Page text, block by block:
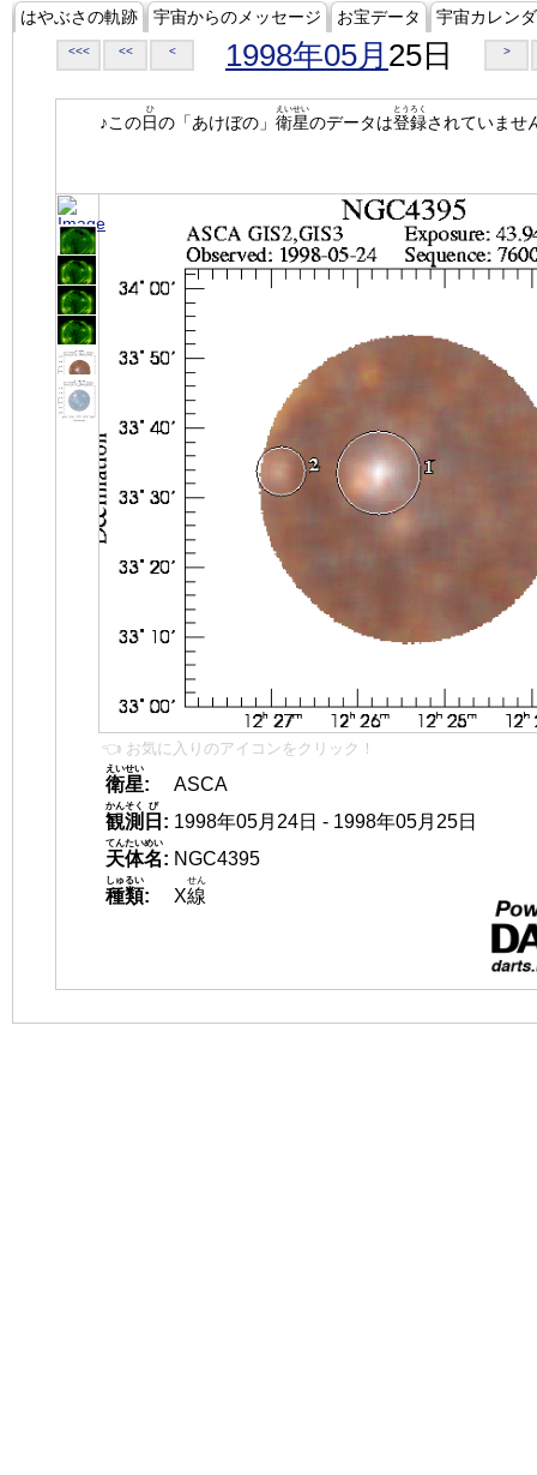
はやぶさの軌跡 宇宙からのメッセージ お宝データ 宇宙カレン
<<< << < 1998年05月 25日 >
♪この日
ひ
の「あけぼの」 衛星
えいせい
のデータは登録
とうろく
されていませ
👈 お気に入りのアイコンをクリック！
衛星
えいせい
:
ASCA
観測
かんそく
日
び
: 1998年05月24日 - 1998年05月25日
天体名
てんたいめい
: NGC4395
種類
しゅるい
: X線
せん